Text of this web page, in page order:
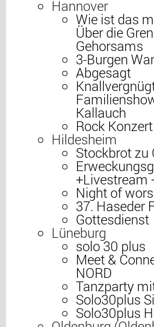
Hannover
Wie ist das
Über die
Gehorsams
3-Burgen
Abgesagt
Kallauch
Rock
Hildesheim
Stockbrot zu
+Livestream
Night of
37. Haseder
Gottesdienst
Lüneburg
solo 30 plus
Meet &
NORD
Tanzparty
Solo30plus
Solo30plus